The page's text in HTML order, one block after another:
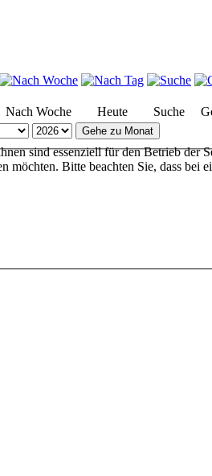
Nach Woche Heute Suche
Gehe zu Monat
sind essenziell für den Betrieb der
möchten. Bitte beachten Sie, dass